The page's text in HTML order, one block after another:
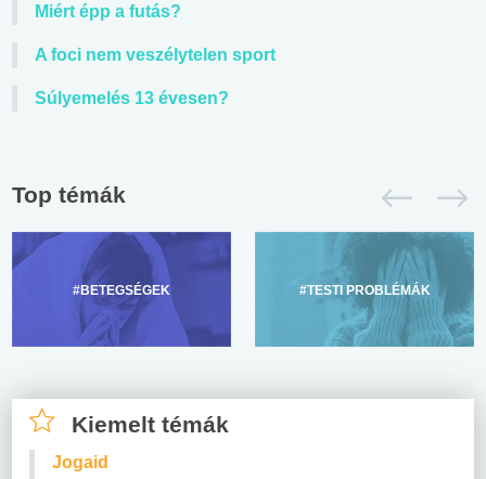
Miért épp a futás?
A foci nem veszélytelen sport
Súlyemelés 13 évesen?
Top témák
#BETEGSÉGEK #TESTI PROBLÉMÁK
Kiemelt témák
Jogaid